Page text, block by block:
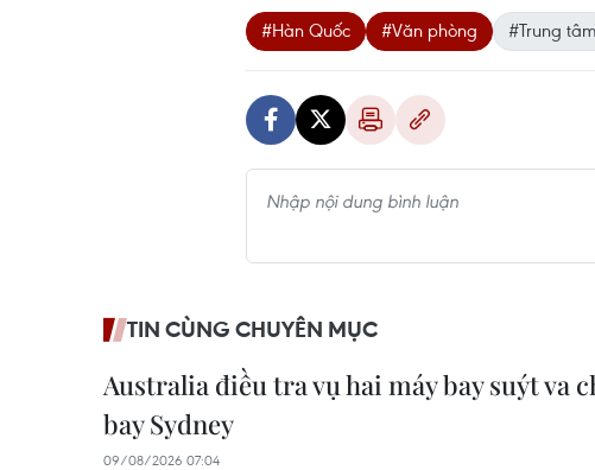
#Hàn Quốc #Văn phòng #Trung tâm
TIN CÙNG CHUYÊN MỤC
Australia điều tra vụ hai máy bay suýt va
bay Sydney
09/08/2026 07:04